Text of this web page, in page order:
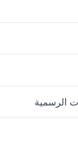
الرسمية